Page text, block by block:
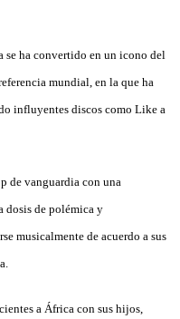
ha convertido en un icono del
mundial, en la que ha
influyentes discos como Like a
de vanguardia con una
dosis de polémica y
musicalmente de acuerdo a sus
a África con sus hijos,